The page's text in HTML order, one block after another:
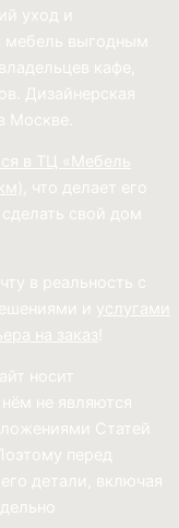
уход и
мебель выгодным
кафе,
Дизайнерская
Москве.
в ТЦ «Мебель
, что делает его
свой дом
в реальность с
и услугами
на заказ
носит
не являются
Статей
перед
детали, включая